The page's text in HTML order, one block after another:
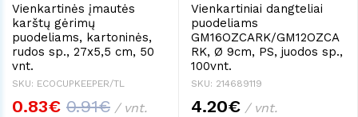
Vienkartinės įmautės
karštų gėrimų
puodeliams, kartoninės,
rudos sp., 27x5,5 cm, 50
vnt.
SKU: ECOCUPKEEPER/TL
0.83€ 0.91€ / vnt.
Vienkartiniai dangteliai
puodeliams
GM16OZCARK/GM12OZCA
RK, Ø 9cm, PS, juodos sp.,
100vnt.
SKU: 214689119
4.20€ / vnt.